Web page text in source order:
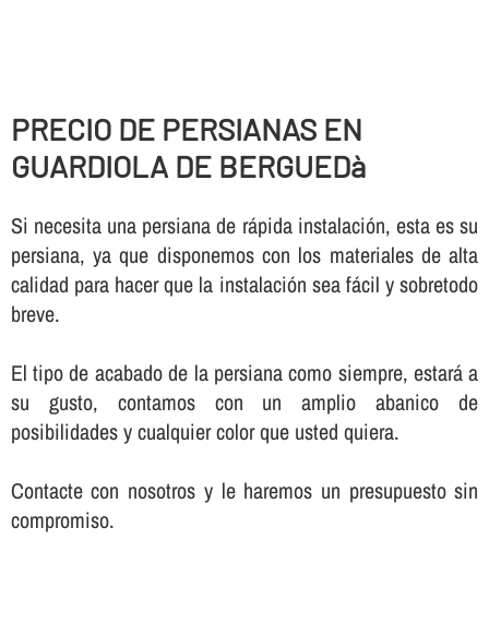
PRECIO DE PERSIANAS EN
GUARDIOLA DE BERGUEDà
Si necesita una persiana de rápida instalación, esta es su
persiana, ya que disponemos con los materiales de alta
calidad para hacer que la instalación sea fácil y sobretodo
breve.
El tipo de acabado de la persiana como siempre, estará a
su gusto, contamos con un amplio abanico de
posibilidades y cualquier color que usted quiera.
Contacte con nosotros y le haremos un presupuesto sin
compromiso.